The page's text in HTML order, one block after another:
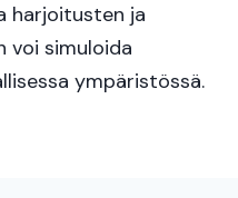
harjoitusten ja
voi simuloida
ympäristössä.